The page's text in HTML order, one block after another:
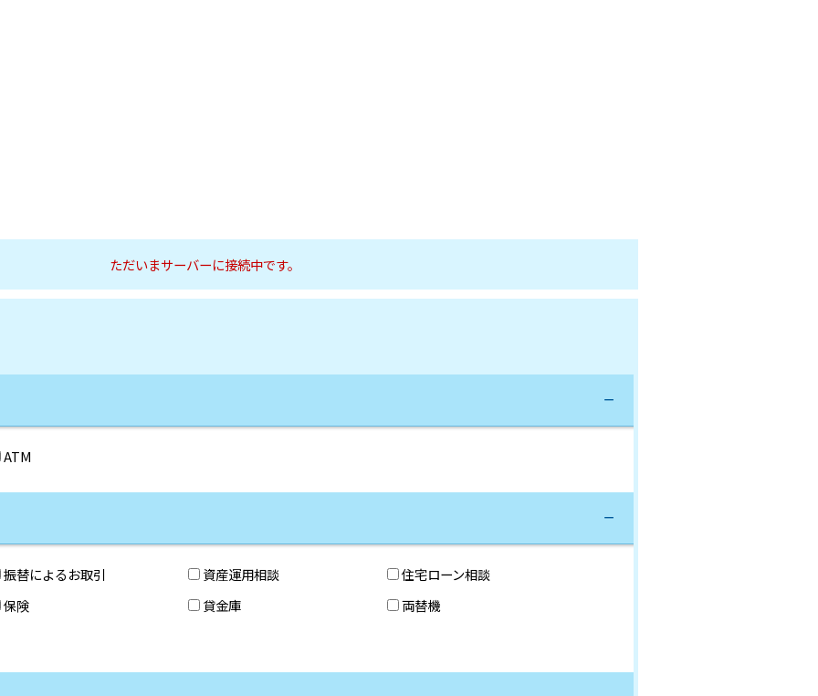
ただいまサーバーに接続中です。
ATM
振替によるお取引 資産運用相談
住宅ローン相談
保険 貸金庫
両替機